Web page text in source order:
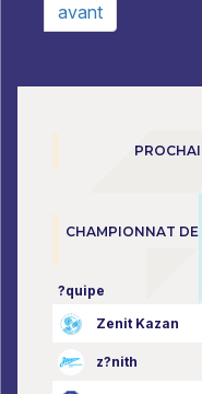
avant
CHAMPIONNAT DE
?quipe
Zenit Kazan
z?nith